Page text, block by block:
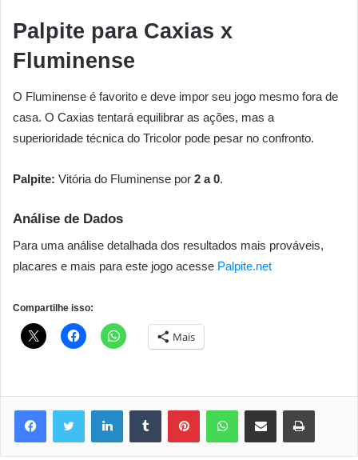
Palpite para Caxias x
Fluminense
O Fluminense é favorito e deve impor seu jogo mesmo fora de
casa. O Caxias tentará equilibrar as ações, mas a
superioridade técnica do Tricolor pode pesar no confronto.
Palpite: Vitória do Fluminense por 2 a 0.
Análise de Dados
Para uma análise detalhada dos resultados mais prováveis,
placares e mais para este jogo acesse Palpite.net
Compartilhe isso:
Mais
LinkedinTumblr PinterestWhatsAppCompartilhar via e-mail Imprimir